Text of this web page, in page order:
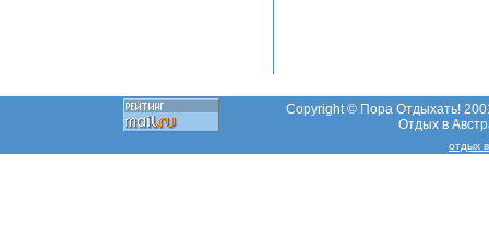
Copyright © Пора Отдыхать!
Отдых в
отдых